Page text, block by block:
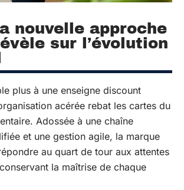
nouvelle approche
sur l’évolution
plus à une enseigne discount
acérée rebat les cartes du
Adossée à une chaîne
et une gestion agile, la marque
au quart de tour aux attentes
la maîtrise de chaque